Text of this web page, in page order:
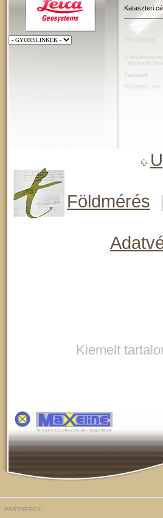
Kataszteri
A
- Microsoft
Partnerek
MaXeline.com
Földmérés
|
Kiemelt
PARTNEREK: